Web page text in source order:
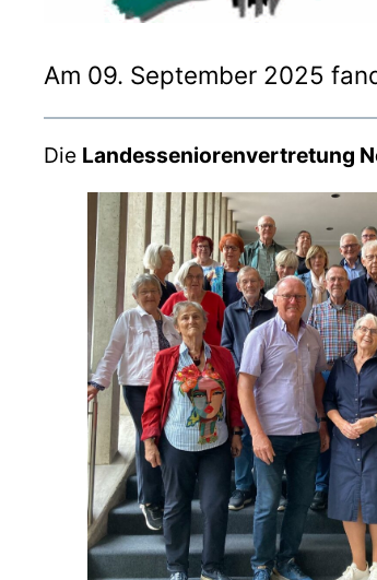
Am 09. September 2025
Die Landesseniorenvertretung